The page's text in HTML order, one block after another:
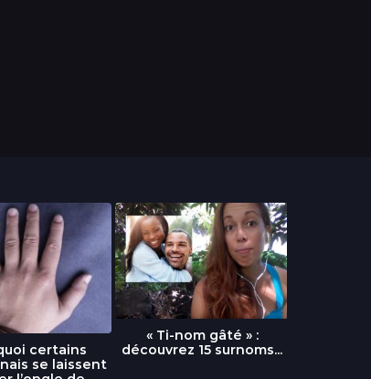
certains
se laissent
« Ti-nom gâté » :
découvrez 15 surnoms...